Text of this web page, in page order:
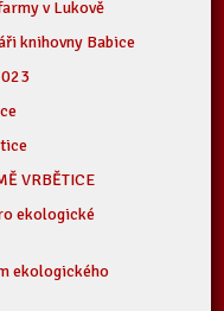
v Lukově
knihovny Babice
VRBĚTICE
ekologické
ekologického